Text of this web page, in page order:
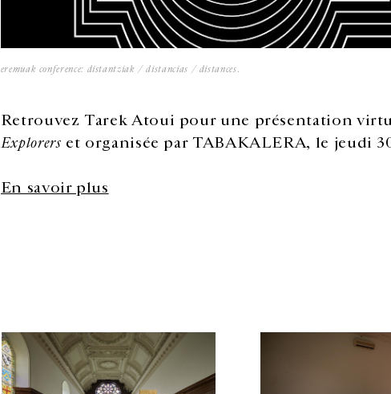
eremuak conference: distantziak / distancias / distances.
Retrouvez Tarek Atoui pour une présentation
Explorers et organisée par TABAKALERA, le jeudi
En savoir plus